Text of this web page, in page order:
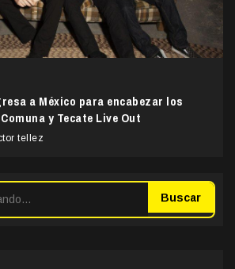
a México para encabezar los
y Tecate Live Out
tellez
Buscar